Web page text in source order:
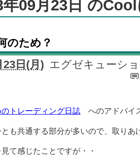
年09月23日 の
のため？
23日(月) エグゼキューシ
トレーディング日誌 へのアドバイ
も共通する部分が多いので、取りあ
て感じたことですが・・